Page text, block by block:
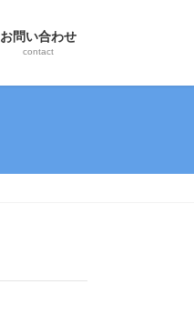
お問い合わせ
contact